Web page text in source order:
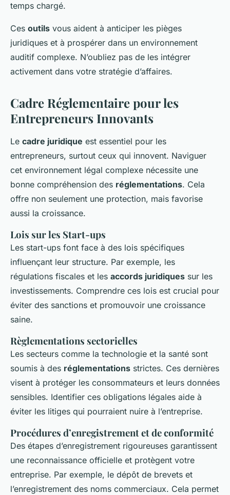
temps chargé.
Ces outils vous aident à anticiper les pièges
juridiques et à prospérer dans un environnement
auditif complexe. N’oubliez pas de les intégrer
activement dans votre stratégie d’affaires.
Cadre Réglementaire pour les
Entrepreneurs Innovants
Le cadre juridique est essentiel pour les
entrepreneurs, surtout ceux qui innovent. Naviguer
cet environnement légal complexe nécessite une
bonne compréhension des réglementations. Cela
offre non seulement une protection, mais favorise
aussi la croissance.
Lois sur les Start-ups
Les start-ups font face à des lois spécifiques
influençant leur structure. Par exemple, les
régulations fiscales et les accords juridiques sur les
investissements. Comprendre ces lois est crucial pour
éviter des sanctions et promouvoir une croissance
saine.
Règlementations sectorielles
Les secteurs comme la technologie et la santé sont
soumis à des réglementations strictes. Ces dernières
visent à protéger les consommateurs et leurs données
sensibles. Identifier ces obligations légales aide à
éviter les litiges qui pourraient nuire à l’entreprise.
Procédures d’enregistrement et de conformité
Des étapes d’enregistrement rigoureuses garantissent
une reconnaissance officielle et protègent votre
entreprise. Par exemple, le dépôt de brevets et
l’enregistrement des noms commerciaux. Cela permet